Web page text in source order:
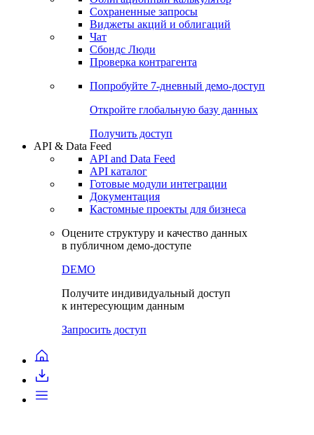
Сохраненные запросы
Виджеты акций и облигаций
Чат
Сбондс Люди
Проверка контрагента
Попробуйте 7-дневный демо-доступ
Откройте глобальную базу данных
Получить доступ
API & Data Feed
API and Data Feed
API каталог
Готовые модули интеграции
Документация
Кастомные проекты для бизнеса
Оцените структуру и качество данных
в публичном демо-доступе
DEMO
Получите индивидуальный доступ
к интересующим данным
Запросить доступ